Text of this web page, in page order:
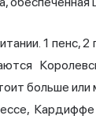
1 пенс, 2
больше